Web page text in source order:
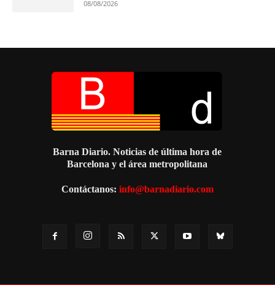
08/08/2026
Barna Diario. Noticias de última hora de
Barcelona y el área metropolitana
Contáctanos: info@barnadiario.com